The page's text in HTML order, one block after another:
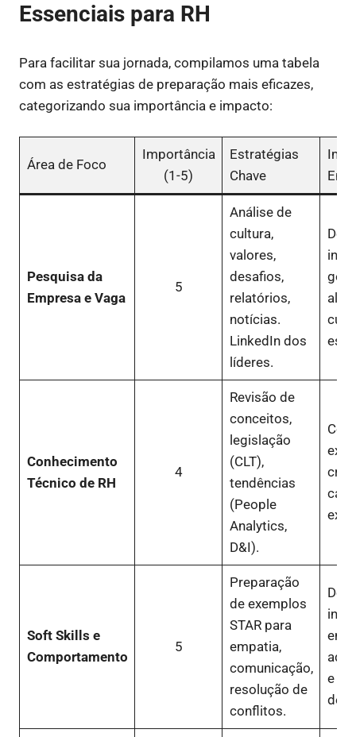
Essenciais para RH
Para facilitar sua jornada, compilamos uma tabela
com as estratégias de preparação mais eficazes,
categorizando sua importância e impacto:
Área de Foco
Importância
(1-5)
Estratégias
Chave
Pesquisa da
Empresa e Vaga
5
Análise de
cultura,
valores,
desafios,
relatórios,
notícias.
LinkedIn dos
líderes.
Conhecimento
Técnico de RH
4
Revisão de
conceitos,
legislação
(CLT),
tendências
(People
Analytics,
D&I).
Soft Skills e
Comportamento
5
Preparação
de exemplos
STAR para
empatia,
comunicação,
resolução de
conflitos.
e
de